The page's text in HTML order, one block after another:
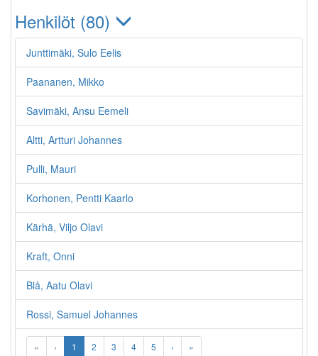
Henkilöt (80)
Junttimäki, Sulo Eelis
Paananen, Mikko
Savimäki, Ansu Eemeli
Altti, Artturi Johannes
Pulli, Mauri
Korhonen, Pentti Kaarlo
Kärhä, Viljo Olavi
Kraft, Onni
Blå, Aatu Olavi
Rossi, Samuel Johannes
« ‹ 1 2 3 4 5 › »